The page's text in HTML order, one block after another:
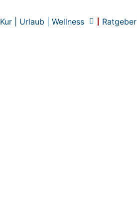
Kur | Urlaub | Wellness Ratgeber